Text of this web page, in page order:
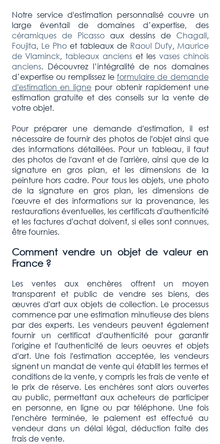
Notre service d'estimation personnalisé couvre un
large éventail de domaines d’expertise, des
céramiques de Picassoaux dessins de Chagall,
Foujita, Le Phoet tableaux de Raoul Dufy, Maurice
de Vlaminck,tableaux anciens et les vases chinois
anciens. Découvrez l’intégralité de nos domaines
d’expertise ou remplissez leformulaire de demande
d'estimation en ligne pour obtenir rapidement une
estimation gratuite et des conseils sur la vente de
votre objet.
Pour préparer une demande d'estimation, il est
nécessaire de fournir des photos de l'objet ainsi que
des informations détaillées. Pour un tableau, il faut
des photos de l'avant et de l'arrière, ainsi que de la
signature en gros plan, et les dimensions de la
peinture hors cadre. Pour tous les objets, une photo
de la signature en gros plan, les dimensions de
l'œuvre et des informations sur la provenance, les
restaurations éventuelles, les certificats d'authenticité
et les factures d'achat doivent, si elles sont connues,
être fournies.
Comment vendre un objet de valeur en
France ?
Les ventes aux enchères offrent un moyen
transparent et public de vendre ses biens, des
œuvres d'art aux objets de collection. Le processus
commence par une estimation minutieuse des biens
par des experts. Les vendeurs peuvent également
fournir un certificat d'authenticité pour garantir
l'origine et l'authenticité de leurs oeuvres et objets
d'art. Une fois l'estimation acceptée, les vendeurs
signent un mandat de vente qui établit les termes et
conditions de la vente, y compris les frais de vente et
le prix de réserve. Les enchères sont alors ouvertes
au public, permettant aux acheteurs de participer
en personne, en ligne ou par téléphone. Une fois
l'enchère terminée, le paiement est effectué au
vendeur dans un délai légal, déduction faite des
frais de vente.